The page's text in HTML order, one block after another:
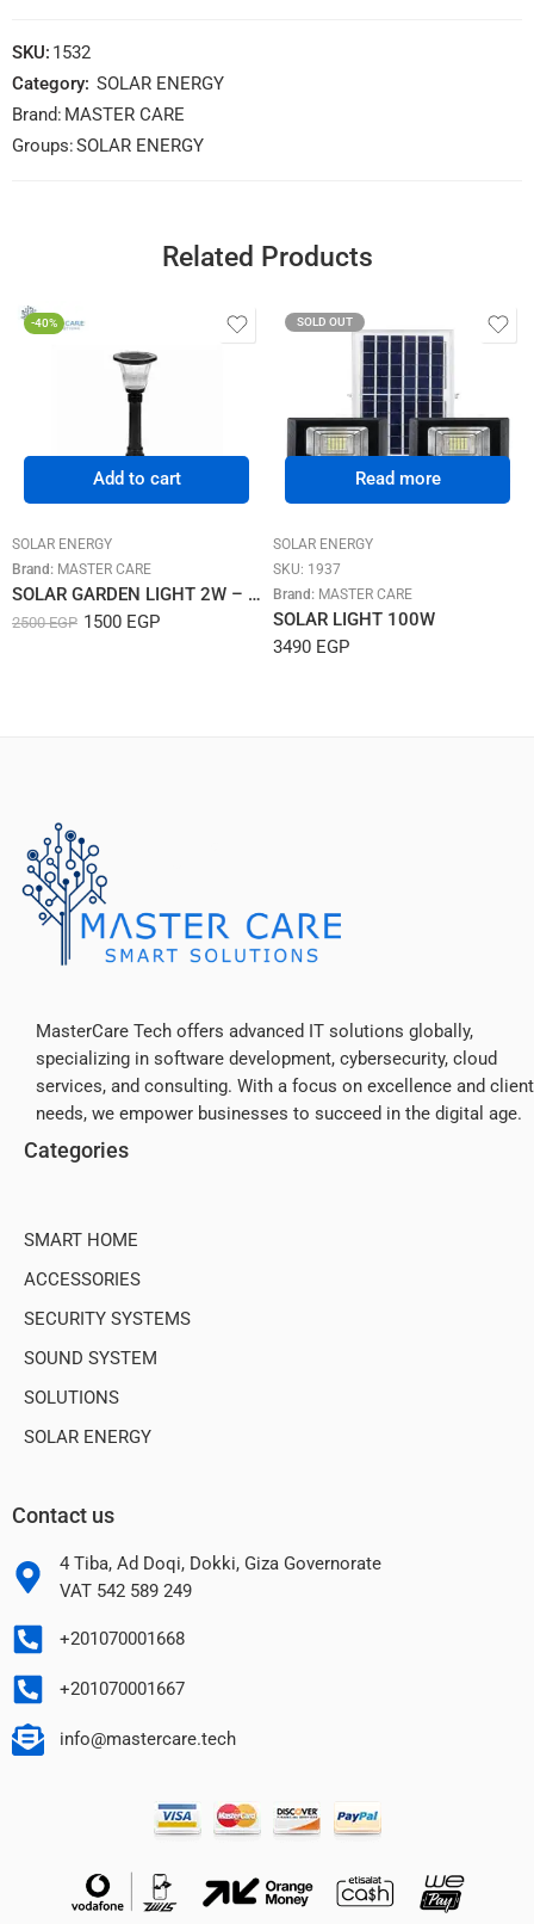
SKU: 1532
Category: SOLAR ENERGY
Brand: MASTER CARE
Groups:SOLAR ENERGY
Related Products
-40%
Add to cart
SOLAR ENERGY
Brand: MASTER CARE
SOLAR GARDEN LIGHT 2W – Warm
2500EGP 1500 EGP
SOLD OUT
Read more
SOLAR ENERGY
SKU: 1937
Brand: MASTER CARE
SOLAR LIGHT 100W
3490 EGP
MasterCare Tech offers advanced IT solutions globally,
specializing in software development, cybersecurity, cloud
services, and consulting. With a focus on excellence and client
needs, we empower businesses to succeed in the digital age.
Categories
SMART HOME
ACCESSORIES
SECURITY SYSTEMS
SOUND SYSTEM
SOLUTIONS
SOLAR ENERGY
Contact us
4 Tiba, Ad Doqi, Dokki, Giza Governorate
VAT 542 589 249
+201070001668
+201070001667
info@mastercare.tech